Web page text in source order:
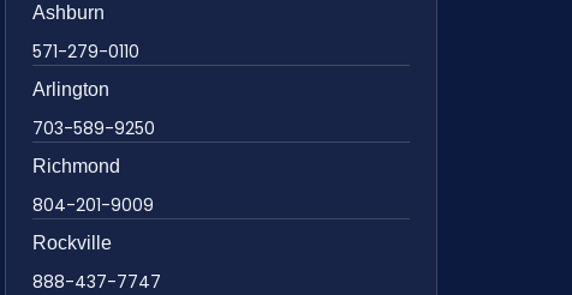
Ashburn
571-279-0110
Arlington
703-589-9250
Richmond
804-201-9009
Rockville
888-437-7747